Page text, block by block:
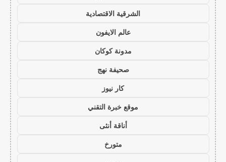
الشرقية الاقتصادية
عالم الايفون
مدونة كوكان
صحيفة نهج
كار نيوز
موقع خبرة التقني
أناقة أنثى
متورخ